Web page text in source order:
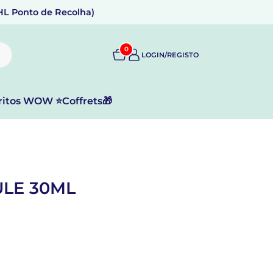
Ponto de Recolha)
0
LOGIN/REGISTO
WOW ⭐Coffrets🎁
30ML